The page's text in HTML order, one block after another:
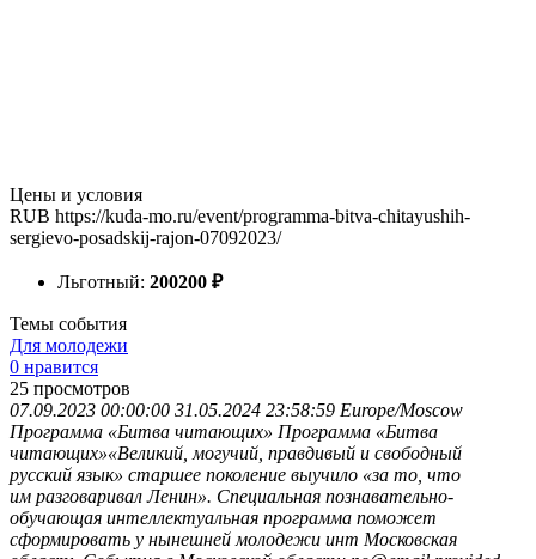
Цены и условия
RUB https://kuda-mo.ru/event/programma-bitva-chitayushih-
sergievo-posadskij-rajon-07092023/
Льготный: 200200 ₽
Темы события
Для молодежи
0 нравится
25 просмотров
07.09.2023 00:00:00 31.05.2024 23:58:59 Europe/Moscow
Программа «Битва читающих» Программа «Битва
читающих»«Великий, могучий, правдивый и свободный
русский язык» старшее поколение выучило «за то, что
им разговаривал Ленин». Специальная познавательно-
обучающая интеллектуальная программа поможет
сформировать у нынешней молодежи инт Московская